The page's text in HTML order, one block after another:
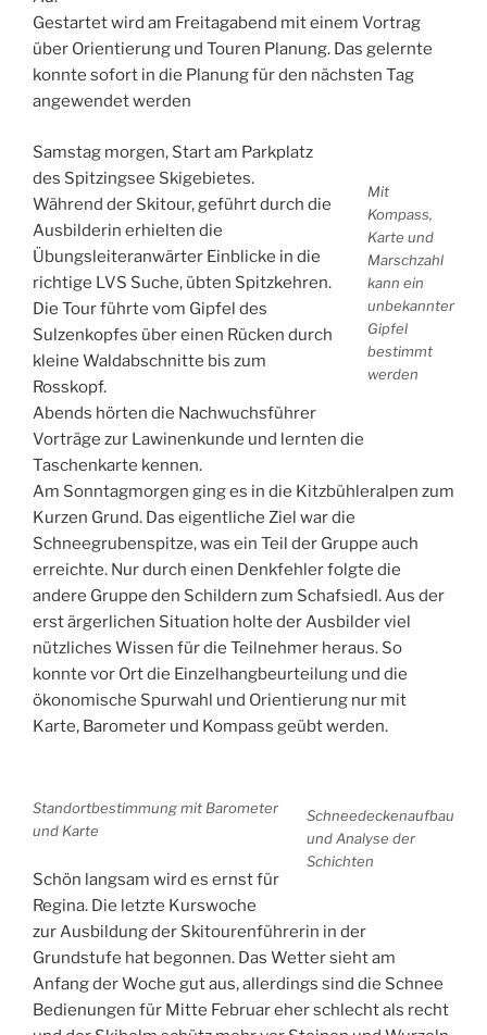
Gestartet wird am Freitagabend mit einem Vortrag
über Orientierung und Touren Planung. Das gelernte
konnte sofort in die Planung für den nächsten Tag
angewendet werden
Mit
Kompass,
Karte und
Marschzahl
kann ein
unbekannter
Gipfel
bestimmt
werden
Samstag morgen, Start am Parkplatz
des Spitzingsee Skigebietes.
Während der Skitour, geführt durch die
Ausbilderin erhielten die
Übungsleiteranwärter Einblicke in die
richtige LVS Suche, übten Spitzkehren.
Die Tour führte vom Gipfel des
Sulzenkopfes über einen Rücken durch
kleine Waldabschnitte bis zum
Rosskopf.
Abends hörten die Nachwuchsführer
Vorträge zur Lawinenkunde und lernten die
Taschenkarte kennen.
Am Sonntagmorgen ging es in die Kitzbühleralpen zum
Kurzen Grund. Das eigentliche Ziel war die
Schneegrubenspitze, was ein Teil der Gruppe auch
erreichte. Nur durch einen Denkfehler folgte die
andere Gruppe den Schildern zum Schafsiedl. Aus der
erst ärgerlichen Situation holte der Ausbilder viel
nützliches Wissen für die Teilnehmer heraus. So
konnte vor Ort die Einzelhangbeurteilung und die
ökonomische Spurwahl und Orientierung nur mit
Karte, Barometer und Kompass geübt werden.
Schneedeckenaufbau
und Analyse der
Schichten
Standortbestimmung mit Barometer
und Karte
Schön langsam wird es ernst für
Regina. Die letzte Kurswoche
zur Ausbildung der Skitourenführerin in der
Grundstufe hat begonnen. Das Wetter sieht am
Anfang der Woche gut aus, allerdings sind die Schnee
Bedienungen für Mitte Februar eher schlecht als recht